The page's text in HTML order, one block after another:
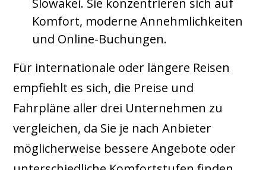
Komfort, moderne Annehmlichkeiten
und Online-Buchungen.
Für internationale oder längere Reisen
empfiehlt es sich, die Preise und
Fahrpläne aller drei Unternehmen zu
vergleichen, da Sie je nach Anbieter
möglicherweise bessere Angebote oder